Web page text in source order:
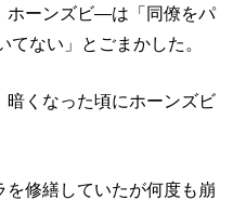
ホーンズビ―は「同僚をパ
てない」とごまかした。
暗くなった頃にホーンズビ
修繕していたが何度も崩